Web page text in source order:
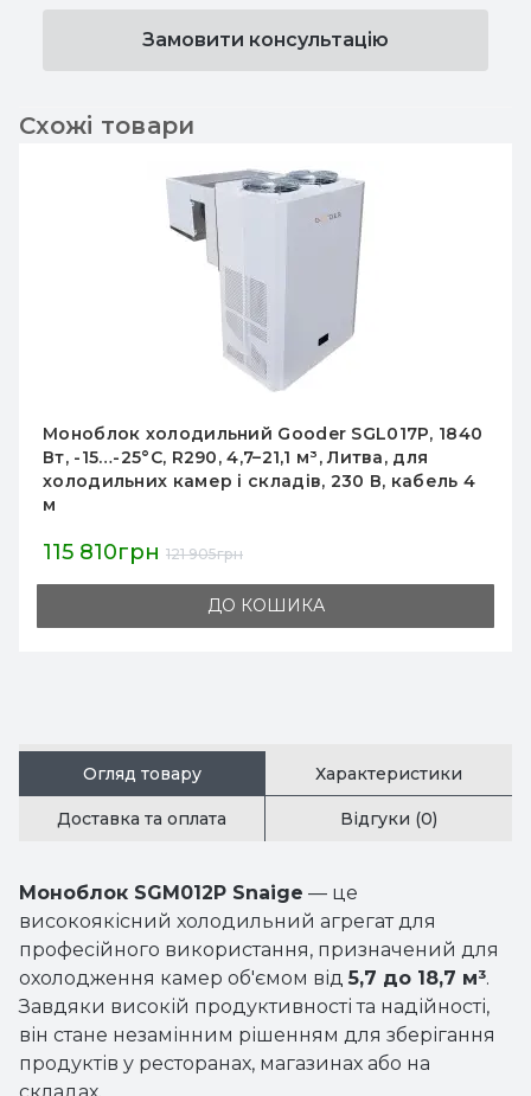
Замовити консультацію
Схожі товари
холодильний Gooder SGM020P,
Вт, R290, -5…+5°C, для камер 8,55–28,5 м³,
кабель 4 м, промислове охолодження
304грн 118 215грн
ДО КОШИКА
Огляд товару Характеристики
Доставка та оплата Відгуки (0)
Моноблок SGM012P Snaige — це
високоякісний холодильний агрегат для
професійного використання, призначений для
охолодження камер об'ємом від5,7 до 18,7 м³.
Завдяки високій продуктивності та надійності,
він стане незамінним рішенням для зберігання
продуктів у ресторанах, магазинах або на